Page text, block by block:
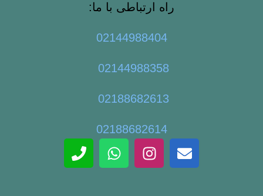
راه ارتباطی با ما:
02144988404
02144988358
02188682613
02188682614